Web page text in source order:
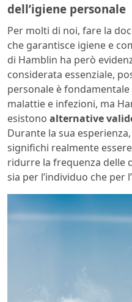
dell’igiene personale
Per molti di noi, fare la
che garantisce igiene e
di Hamblin ha però
considerata essenziale,
personale è
malattie e infezioni, ma
esistono alternative
Durante la sua
significhi realmente
ridurre la frequenza delle
sia per l’individuo che per